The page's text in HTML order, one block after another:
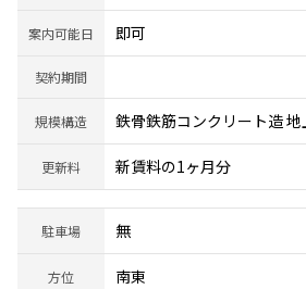
案内可能日 即可
契約期間
規模構造 鉄骨鉄筋コンクリート造
更新料 新賃料の1ヶ月分
駐車場 無
方位 南東